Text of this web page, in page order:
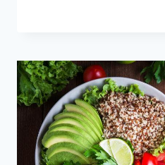
LÉGUMES
»